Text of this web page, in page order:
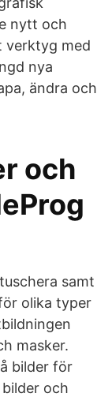
nytt och
verktyg med
nya
ändra och
och
samt
olika typer
masker.
bilder för
och